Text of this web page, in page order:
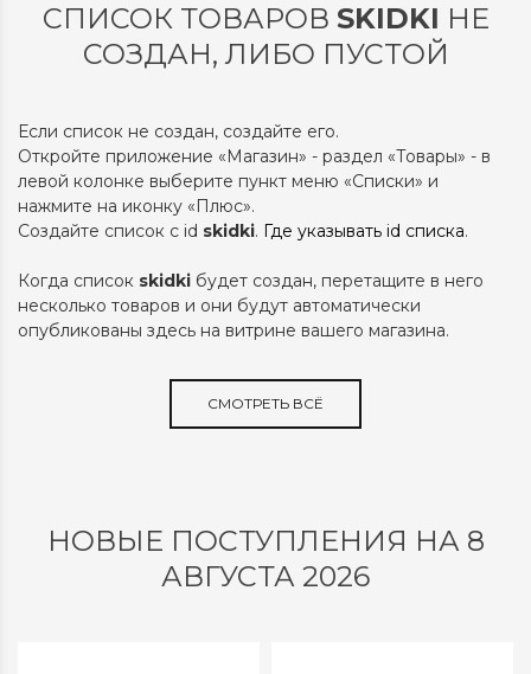
СПИСОК ТОВАРОВ SKIDKI НЕ
СОЗДАН, ЛИБО ПУСТОЙ
Если список не создан, создайте его.
Откройте приложение «Магазин» - раздел «Товары» - в
левой колонке выберите пункт меню «Списки» и
нажмите на иконку «Плюс».
Создайте список с id skidki. Где указывать id списка.
Когда список skidki будет создан, перетащите в него
несколько товаров и они будут автоматически
опубликованы здесь на витрине вашего магазина.
СМОТРЕТЬ ВСЁ
НОВЫЕ ПОСТУПЛЕНИЯ НА 8
АВГУСТА 2026